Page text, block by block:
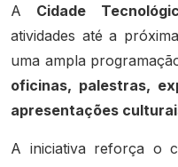
A Cidade
atividades até a próxima
uma ampla
oficinas, palestras,
apresentações
A iniciativa reforça o